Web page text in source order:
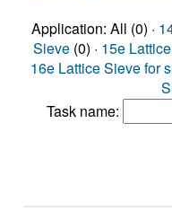
Application: All (0) ·
Sieve (0) · 15e
16e Lattice Sieve for
Task name: